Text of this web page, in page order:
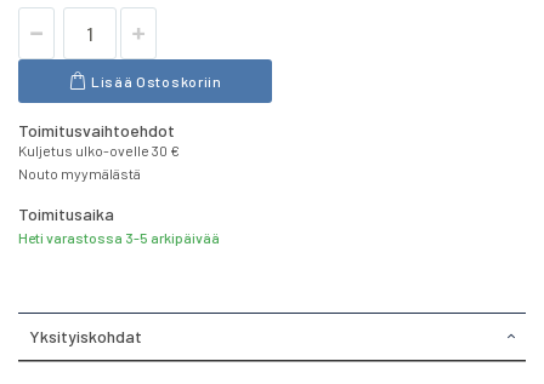
Lisää Ostoskoriin
Toimitusvaihtoehdot
Kuljetus ulko-ovelle 30 €
Nouto myymälästä
Toimitusaika
Heti varastossa 3-5 arkipäivää
Yksityiskohdat